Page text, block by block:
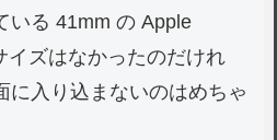
いる 41mm の Apple
イズはなかったのだけれ
に入り込まないのはめちゃ